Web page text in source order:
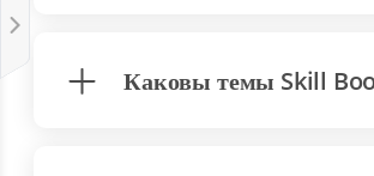
Каковы темы Skill